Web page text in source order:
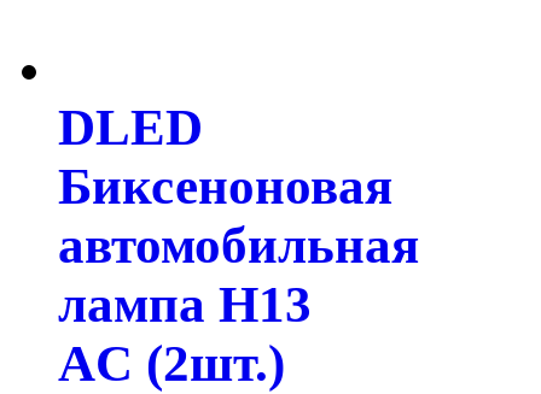
DLED
Биксеноновая
автомобильная
лампа H13
AC (2шт.)